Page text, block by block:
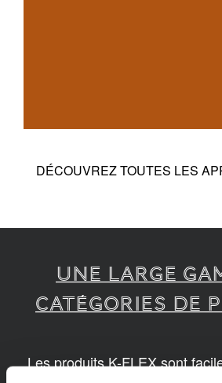
DÉCOUVREZ TOUTES LES
UNE LARGE
CATÉGORIES DE
Les produits K-FLEX sont